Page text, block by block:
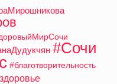
#Сочи
#благотворительность